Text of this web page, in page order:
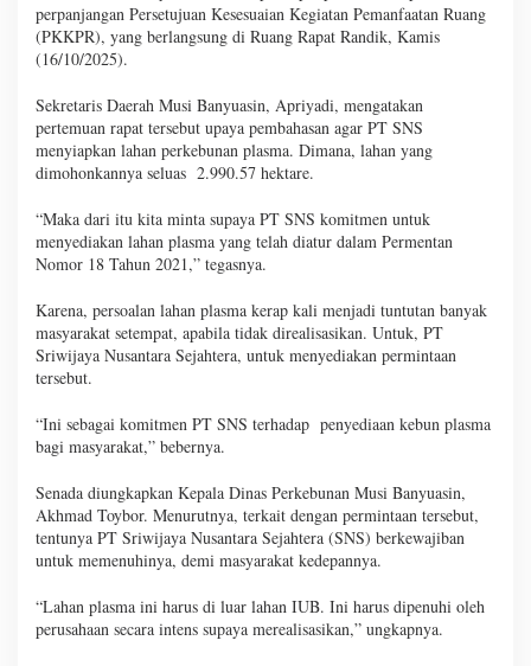
perpanjangan Persetujuan Kesesuaian Kegiatan Pemanfaatan Ruang
(PKKPR), yang berlangsung di Ruang Rapat Randik, Kamis
(16/10/2025).
Sekretaris Daerah Musi Banyuasin, Apriyadi, mengatakan
pertemuan rapat tersebut upaya pembahasan agar PT SNS
menyiapkan lahan perkebunan plasma. Dimana, lahan yang
dimohonkannya seluas 2.990.57 hektare.
“Maka dari itu kita minta supaya PT SNS komitmen untuk
menyediakan lahan plasma yang telah diatur dalam Permentan
Nomor 18 Tahun 2021,” tegasnya.
Karena, persoalan lahan plasma kerap kali menjadi tuntutan banyak
masyarakat setempat, apabila tidak direalisasikan. Untuk, PT
Sriwijaya Nusantara Sejahtera, untuk menyediakan permintaan
tersebut.
“Ini sebagai komitmen PT SNS terhadap penyediaan kebun plasma
bagi masyarakat,” bebernya.
Senada diungkapkan Kepala Dinas Perkebunan Musi Banyuasin,
Akhmad Toybor. Menurutnya, terkait dengan permintaan tersebut,
tentunya PT Sriwijaya Nusantara Sejahtera (SNS) berkewajiban
untuk memenuhinya, demi masyarakat kedepannya.
“Lahan plasma ini harus di luar lahan IUB. Ini harus dipenuhi oleh
perusahaan secara intens supaya merealisasikan,” ungkapnya.